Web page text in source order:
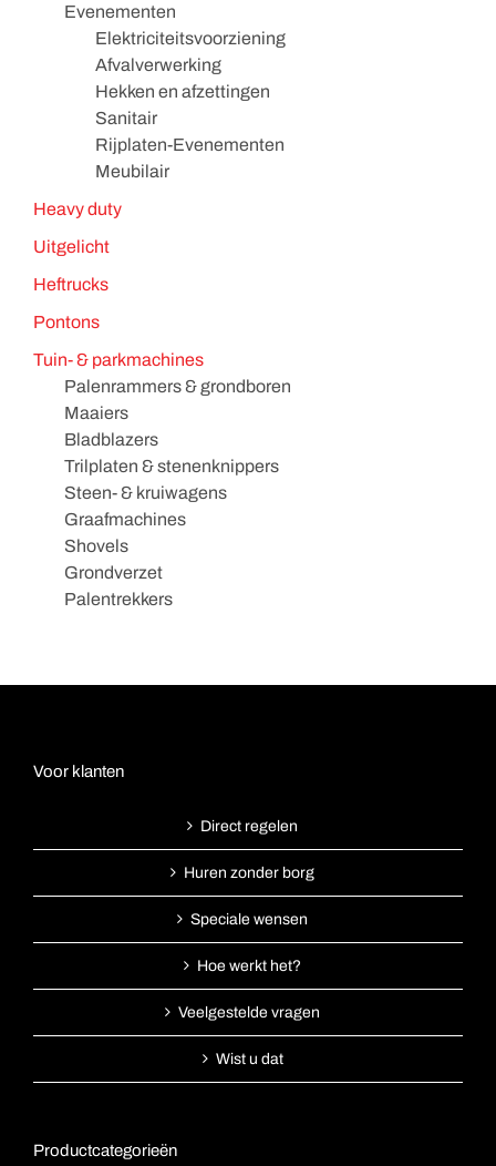
Evenementen
Elektriciteitsvoorziening
Afvalverwerking
Hekken en afzettingen
Sanitair
Rijplaten-Evenementen
Meubilair
Heavy duty
Uitgelicht
Heftrucks
Pontons
Tuin- & parkmachines
Palenrammers & grondboren
Maaiers
Bladblazers
Trilplaten & stenenknippers
Steen- & kruiwagens
Graafmachines
Shovels
Grondverzet
Palentrekkers
Voor klanten
Direct regelen
Huren zonder borg
Speciale wensen
Hoe werkt het?
Veelgestelde vragen
Wist u dat
Productcategorieën